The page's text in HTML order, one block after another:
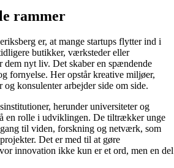
rammer
er, at mange startups flytter ind i
butikker, værksteder eller
dem nyt liv. Det skaber en spændende
fornyelse. Her opstår kreative miljøer,
konsulenter arbejder side om side.
herunder universiteter og
en rolle i udviklingen. De tiltrækker unge
til viden, forskning og netværk, som
Det er med til at gøre
innovation ikke kun er et ord, men en del